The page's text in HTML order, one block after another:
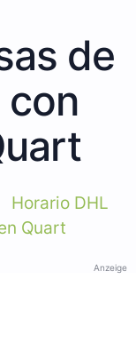
de
con
Horario DHL
Quart
Anzeige